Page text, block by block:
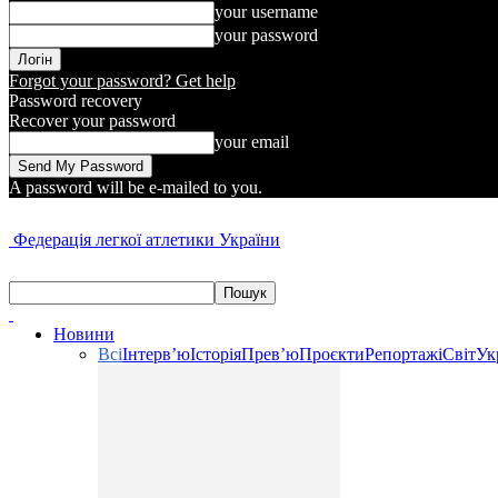
your username
your password
Forgot your password? Get help
Password recovery
Recover your password
your email
A password will be e-mailed to you.
Федерація легкої атлетики України
Новини
ВсіІнтерв’юІсторіяПрев’юПроєктиРепортажіСвіт